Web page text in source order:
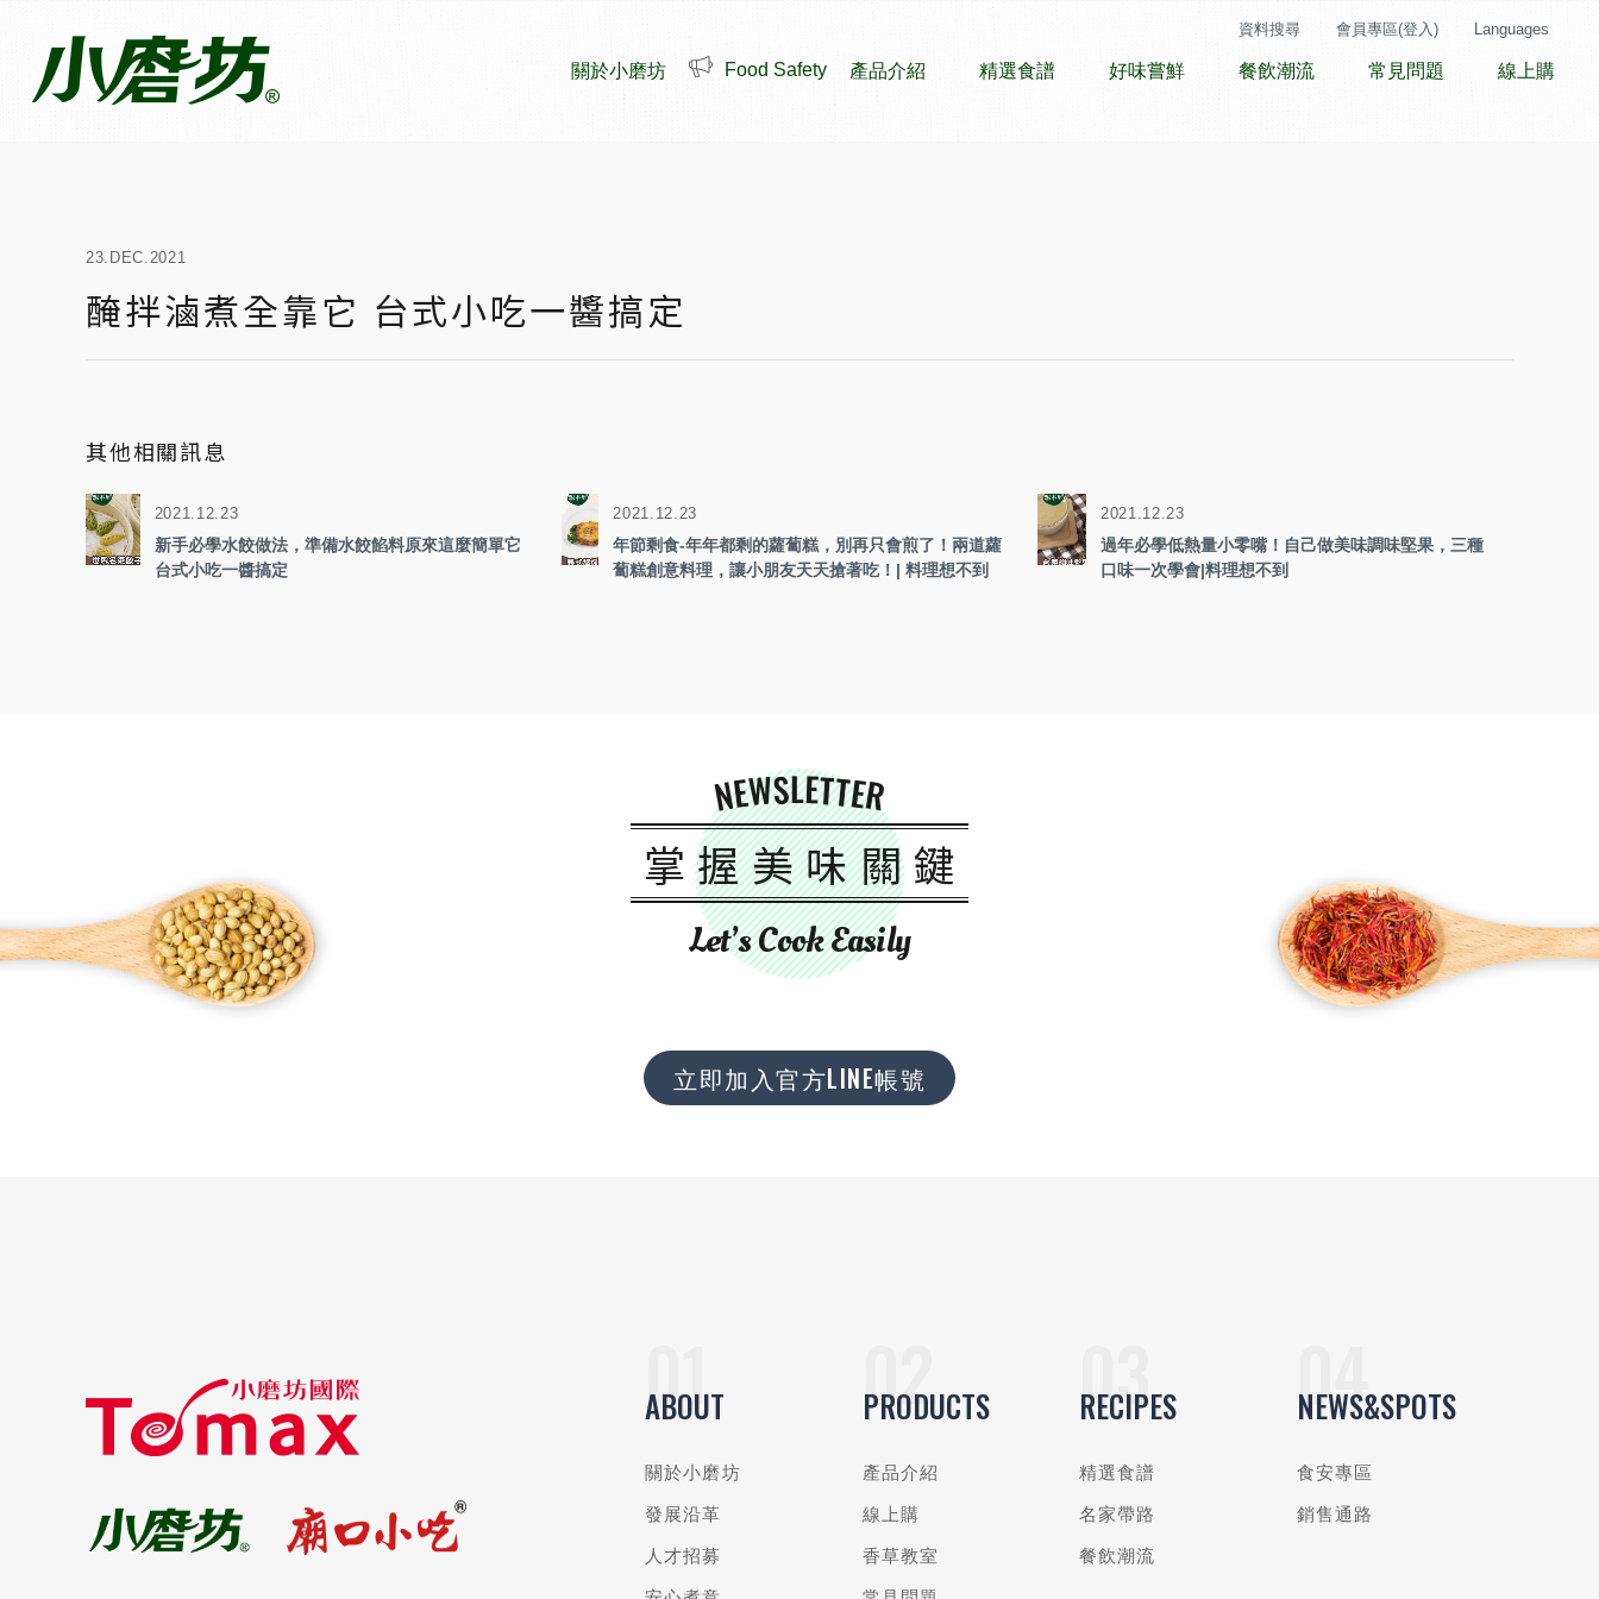
關於小磨坊 Food Safety 產品介紹 精選食譜 好味嘗鮮 餐飲潮流 常見問題 線上購
資料搜尋 會員專區(登入) Languages
Latest News
23.DEC.2021
醃拌滷煮全靠它 台式小吃一醬搞定
其他相關訊息
2021.12.23
新手必學水餃做法，準備水餃餡料原來這麼簡單它
台式小吃一醬搞定
2021.12.23
年節剩食-年年都剩的蘿蔔糕，別再只會煎了！兩道蘿
蔔糕創意料理，讓小朋友天天搶著吃！| 料理想不到
2021.12.23
過年必學低熱量小零嘴！自己做美味調味堅果，三種
口味一次學會|料理想不到
NEWSLETTER
掌握美味關鍵
Let’s Cook Easily
立即加入官方LINE帳號
ABOUT
關於小磨坊
發展沿革
人才招募
PRODUCTS
產品介紹
線上購
香草教室
RECIPES
精選食譜
名家帶路
餐飲潮流
NEWS&SPOTS
食安專區
銷售通路